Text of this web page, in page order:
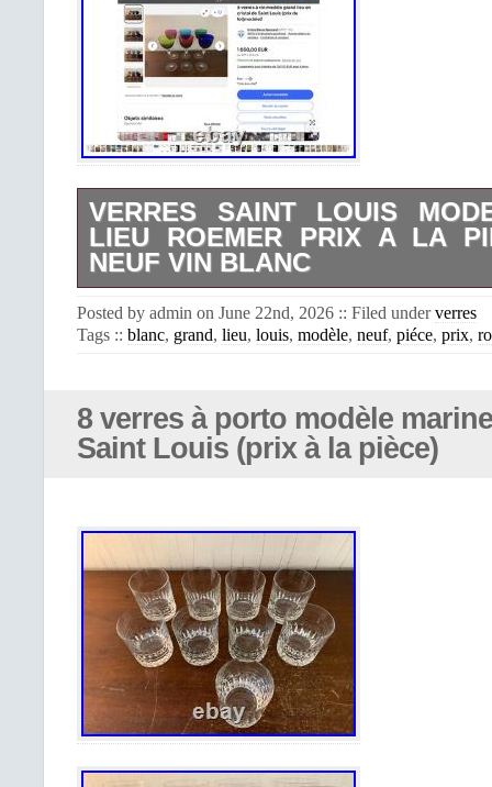
VERRES SAINT LOUIS
LIEU ROEMER PRIX A LA
NEUF VIN BLANC
Louis, neuf, signes SL. Déclarer la
avant de conclure l’achat pour
Posted by admin on June 22nd, 2026 :: Filed underverres
Tags :: blanc, grand, lieu, louis, modèle, neuf, piéce, prix,
8 verres à porto modèle
Saint Louis (prix à la pièce)